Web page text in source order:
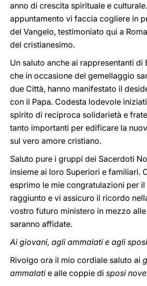
anno di crescita spirituale e
appuntamento vi faccia cogliere in
del Vangelo, testimoniato qui a
del cristianesimo.
Un saluto anche ai rappresentanti di
che in occasione del gemellaggio
due Città, hanno manifestato il
con il Papa. Codesta lodevole
spirito di reciproca solidarietà e
tanto importanti per edificare la
sul vero amore cristiano.
Saluto pure i gruppi dei Sacerdoti
insieme ai loro Superiori e familiari.
esprimo le mie congratulazioni per
raggiunto e vi assicuro il ricordo
vostro futuro ministero in mezzo
saranno affidate.
Ai giovani, agli ammalati e agli
Rivolgo ora il mio cordiale saluto ai
ammalati e alle coppie di sposi